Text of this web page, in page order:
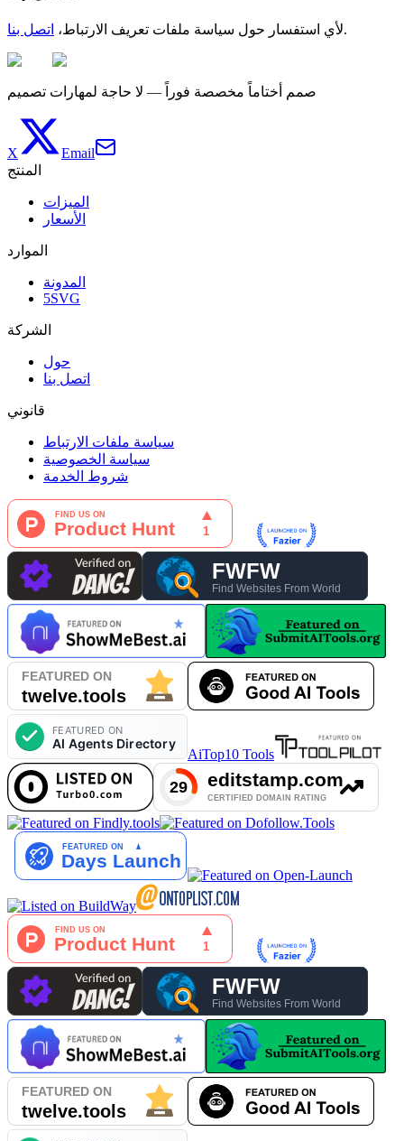
لأي استفسار حول سياسة ملفات تعريف الارتباط، اتصل بنا .
صمم أختاماً مخصصة فوراً — لا حاجة لمهارات تصميم
X
Email
المنتج
الميزات
الأسعار
الموارد
المدونة
5SVG
الشركة
حول
اتصل بنا
قانوني
سياسة ملفات الارتباط
سياسة الخصوصية
شروط الخدمة
AiTop10 Tools